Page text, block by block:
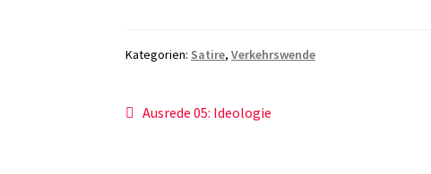
Kategorien: Satire,Verkehrswende
Beitragsnavigation
Vorheriger
Ausrede 05: Ideologie